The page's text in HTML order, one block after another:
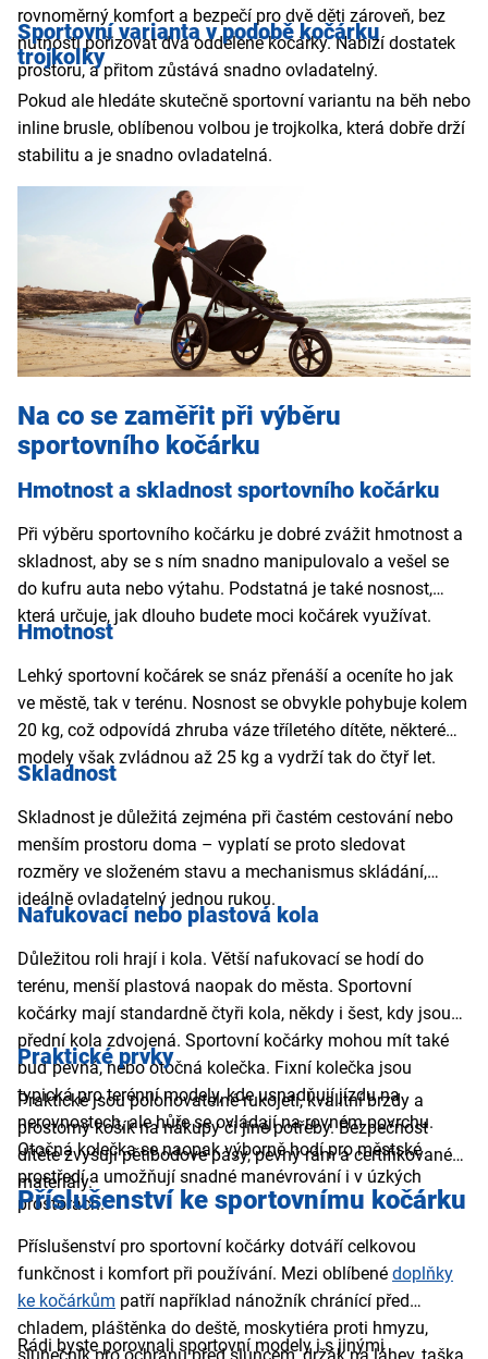
rovnoměrný komfort a bezpečí pro dvě děti zároveň, bez
nutnosti pořizovat dva oddělené kočárky. Nabízí dostatek
prostoru, a přitom zůstává snadno ovladatelný.
Sportovní varianta v podobě kočárku
trojkolky
Pokud ale hledáte skutečně sportovní variantu na běh nebo
inline brusle, oblíbenou volbou je trojkolka, která dobře drží
stabilitu a je snadno ovladatelná.
Na co se zaměřit při výběru
sportovního kočárku
Hmotnost a skladnost sportovního kočárku
Při výběru sportovního kočárku je dobré zvážit hmotnost a
skladnost, aby se s ním snadno manipulovalo a vešel se
do kufru auta nebo výtahu. Podstatná je také nosnost,
která určuje, jak dlouho budete moci kočárek využívat.
Hmotnost
Lehký sportovní kočárek se snáz přenáší a oceníte ho jak
ve městě, tak v terénu. Nosnost se obvykle pohybuje kolem
20 kg, což odpovídá zhruba váze tříletého dítěte, některé
modely však zvládnou až 25 kg a vydrží tak do čtyř let.
Skladnost
Skladnost je důležitá zejména při častém cestování nebo
menším prostoru doma – vyplatí se proto sledovat
rozměry ve složeném stavu a mechanismus skládání,
ideálně ovladatelný jednou rukou.
Nafukovací nebo plastová kola
Důležitou roli hrají i kola. Větší nafukovací se hodí do
terénu, menší plastová naopak do města. Sportovní
kočárky mají standardně čtyři kola, někdy i šest, kdy jsou
přední kola zdvojená. Sportovní kočárky mohou mít také
buď pevná, nebo otočná kolečka. Fixní kolečka jsou
typická pro terénní modely, kde usnadňují jízdu na
nerovnostech, ale hůře se ovládají na rovném povrchu.
Otočná kolečka se naopak výborně hodí pro městské
prostředí a umožňují snadné manévrování i v úzkých
prostorách.
Praktické prvky
Praktické jsou polohovatelné rukojeti, kvalitní brzdy a
prostorný košík na nákupy či jiné potřeby. Bezpečnost
dítěte zvyšují pětibodové pásy, pevný rám a certifikované
materiály.
Příslušenství ke sportovnímu kočárku
Příslušenství pro sportovní kočárky dotváří celkovou
funkčnost i komfort při používání. Mezi oblíbené doplňky
ke kočárkům patří například nánožník chránící před
chladem, pláštěnka do deště, moskytiéra proti hmyzu,
Rádi byste porovnali sportovní modely i s jinými